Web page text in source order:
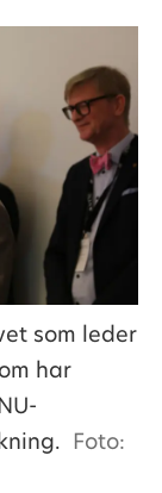
som leder
har
Foto: